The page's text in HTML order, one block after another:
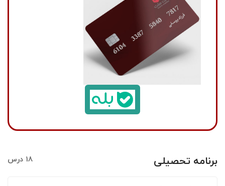
برنامه تحصیلی 18 درس